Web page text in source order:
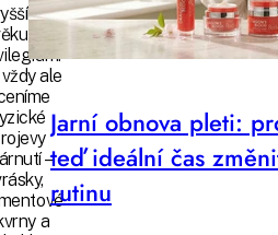
je
ale
–
a
Jarní obnova pleti:
teď ideální čas
rutinu